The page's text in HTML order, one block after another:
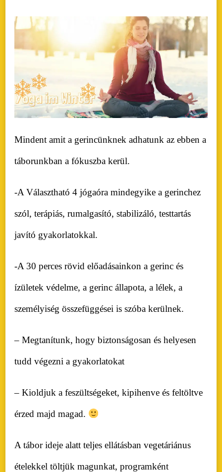
Mindent amit a gerincünknek adhatunk az ebben a
táborunkban a fókuszba kerül.
-A Választható 4 jógaóra mindegyike a gerinchez
szól, terápiás, rumalgasító, stabilizáló, testtartás
javító gyakorlatokkal.
-A 30 perces rövid előadásainkon a gerinc és
ízületek védelme, a gerinc állapota, a lélek, a
személyiség összefüggései is szóba kerülnek.
– Megtanítunk, hogy biztonságosan és helyesen
tudd végezni a gyakorlatokat
– Kioldjuk a feszültségeket, kipihenve és feltöltve
érzed majd magad.
A tábor ideje alatt teljes ellátásban vegetáriánus
ételekkel töltjük magunkat, programként